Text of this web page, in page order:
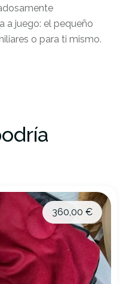
a juego: el pequeño
o para ti mismo.
360,00 €